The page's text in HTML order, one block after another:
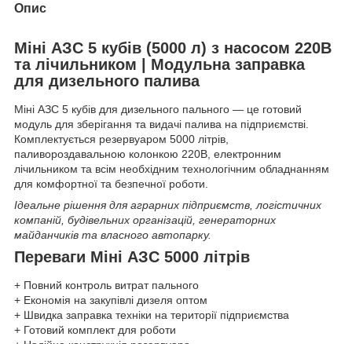
Опис
Міні АЗС 5 кубів (5000 л) з насосом 220В
та лічильником | Модульна заправка
для дизельного палива
Міні АЗС 5 кубів для дизельного пального — це готовий
модуль для зберігання та видачі палива на підприємстві.
Комплектується резервуаром 5000 літрів,
паливороздавальною колонкою 220В, електронним
лічильником та всім необхідним технологічним обладнанням
для комфортної та безпечної роботи.
Ідеальне рішення для аграрних підприємств, логістичних
компаній, будівельних організацій, генераторних
майданчиків та власного автопарку.
Переваги Міні АЗС 5000 літрів
+ Повний контроль витрат пального
+ Економія на закупівлі дизеля оптом
+ Швидка заправка техніки на території підприємства
+ Готовий комплект для роботи